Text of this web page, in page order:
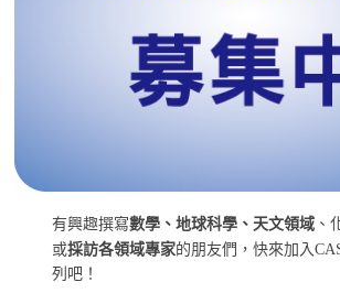
有興趣撰寫數學、地球科學、天文領域 、
或採訪各領域專家的朋友們，快來加入
列吧！